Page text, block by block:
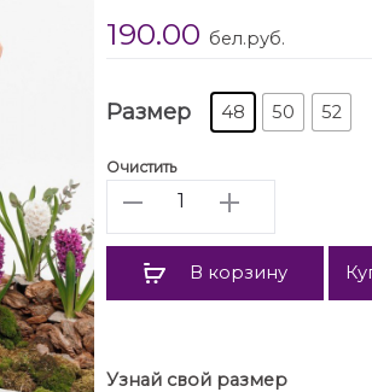
воротника. Комбинезон со
шнуром, регулирующим
прилагается съёмный
шлёвки по боковым швам.
190.00 бел.руб.
Размер 48 50 52
Очистить
Количество
В корзину
Узнай свой размер